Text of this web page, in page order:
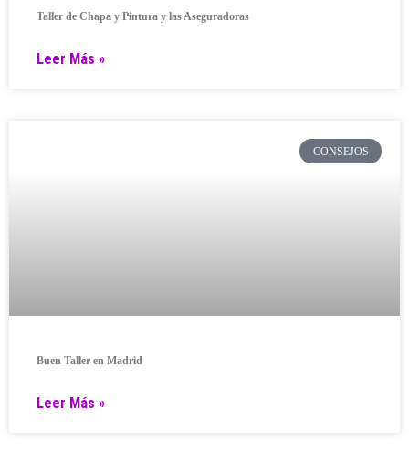
Taller de Chapa y Pintura y las Aseguradoras
Leer Más »
CONSEJOS
Buen Taller en Madrid
Leer Más »